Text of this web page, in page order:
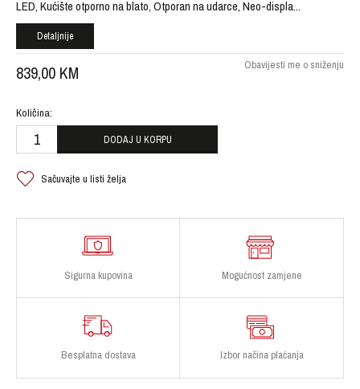
LED, Kućište otporno na blato, Otporan na udarce, Neo-displa...
Detaljnije
839,00 KM Obavijesti me o sniženju
Količina:
DODAJ U KORPU
Sačuvajte u listi želja
Sigurna kupovina Mogućnost zamjene
Besplatna dostava Izbor načina plaćanja